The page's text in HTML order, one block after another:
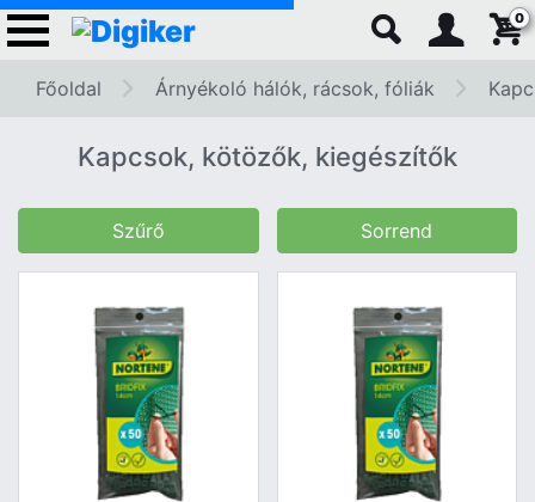
0
Főoldal Árnyékoló hálók, rácsok, fóliák
Kapcsok, kötözők, kiegészítők
Szűrő Sorrend